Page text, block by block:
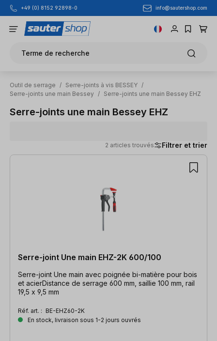
Passer au contenu principal
+49 (0) 8152 92898-0 info@sautershop.com
Terme de recherche
Outil de serrage / Serre-joints à vis BESSEY /
Serre-joints une main Bessey / Serre-joints une main Bessey EHZ
Serre-joints une main Bessey EHZ
2 articles trouvés Filtrer et trier
2 articles trouvés
Serre-joint Une main EHZ-2K 600/100
Serre-joint Une main avec poignée bi-matière pour bois
et acierDistance de serrage 600 mm, saillie 100 mm, rail
19,5 x 9,5 mm
Réf. art. : BE-EHZ60-2K
En stock, livraison sous 1-2 jours ouvrés